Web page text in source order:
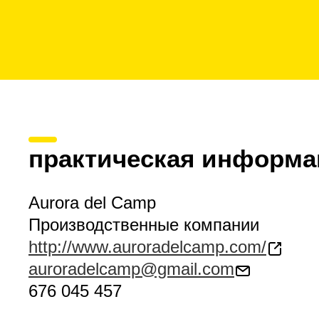
практическая
Aurora del Camp
Производственные компании
http://www.auroradelcamp.com/
auroradelcamp@gmail.com
676 045 457